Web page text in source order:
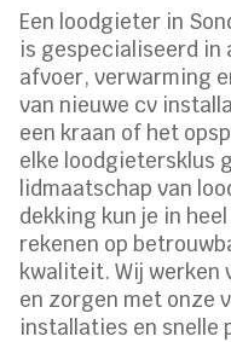
Een loodgieter in
is gespecialiseerd in
afvoer, verwarming
van nieuwe cv
een kraan of het
elke loodgietersklus
lidmaatschap van
dekking kun je in
rekenen op
kwaliteit. Wij werken
en zorgen met onze
installaties en snelle